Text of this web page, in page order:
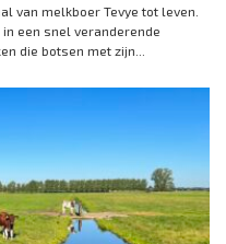
van melkboer Tevye tot leven.
een snel veranderende
die botsen met zijn...